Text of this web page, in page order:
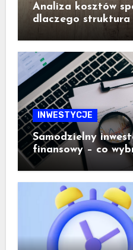
Analiza kosztów
dlaczego struktura
ogromne
INWESTYCJE
Samodzielny
finansowy – co